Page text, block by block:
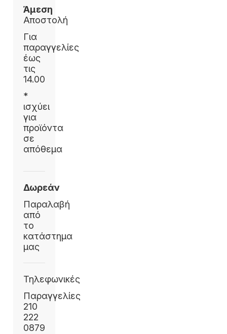
Άμεση
Αποστολή
Για
παραγγελίες
έως
τις
14.00
*
ισχύει
για
προϊόντα
σε
απόθεμα
Δωρεάν
Παραλαβή
από
το
κατάστημα
μας
Τηλεφωνικές
Παραγγελίες
210
222
0879